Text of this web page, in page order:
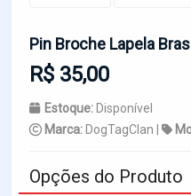
Pin Broche Lapela
R$ 35,00
Estoque: Disponível
Marca: DogTagClan |
Opções do Produto